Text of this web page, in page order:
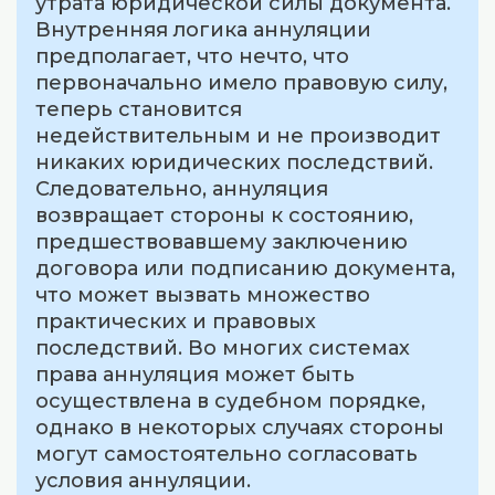
Внутренняя логика аннуляции
предполагает, что нечто, что
первоначально имело правовую силу,
теперь становится
недействительным и не производит
никаких юридических последствий.
Следовательно, аннуляция
возвращает стороны к состоянию,
предшествовавшему заключению
договора или подписанию документа,
что может вызвать множество
практических и правовых
последствий. Во многих системах
права аннуляция может быть
осуществлена в судебном порядке,
однако в некоторых случаях стороны
могут самостоятельно согласовать
условия аннуляции.